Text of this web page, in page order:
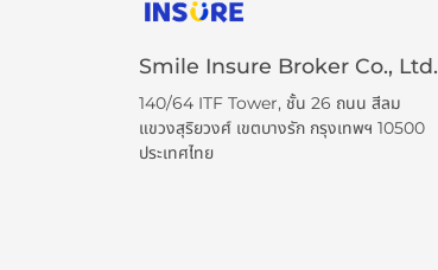
Smile Insure Broker Co., Ltd.
140/64 ITF Tower, ชั้น 26 ถนน สีลม
แขวงสุริยวงศ์ เขตบางรัก กรุงเทพฯ 10500
ประเทศไทย